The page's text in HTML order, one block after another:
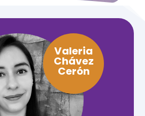
Valeria
Chávez
Cerón